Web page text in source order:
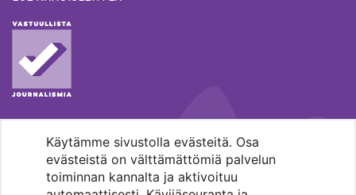
Käytämme sivustolla evästeitä. Osa
evästeistä on välttämättömiä palvelun
toiminnan kannalta ja aktivoituu
MENOHAKU